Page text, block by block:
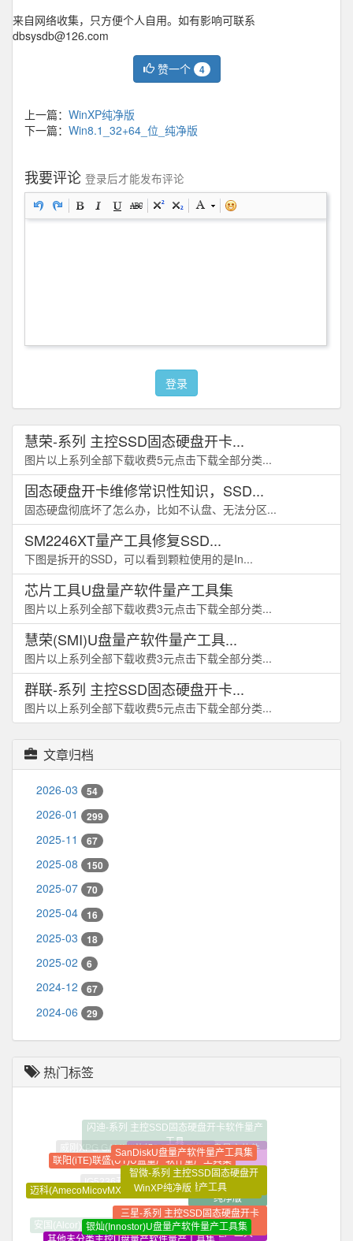
来自网络收集，只方便个人自用。如有影响可联系
dbsysdb@126.com
赞一个 4
上一篇： WinXP纯净版
下一篇： Win8.1_32+64_位_纯净版
我要评论 登录后才能发布评论
登录
慧荣-系列 主控SSD固态硬盘开卡...
图片以上系列全部下载收费5元点击下载全部分类...
固态硬盘开卡维修常识性知识，SSD...
固态硬盘彻底坏了怎么办，比如不认盘、无法分区...
SM2246XT量产工具修复SSD...
下图是拆开的SSD，可以看到颗粒使用的是In...
芯片工具U盘量产软件量产工具集
图片以上系列全部下载收费3元点击下载全部分类...
慧荣(SMI)U盘量产软件量产工具...
图片以上系列全部下载收费3元点击下载全部分类...
群联-系列 主控SSD固态硬盘开卡...
图片以上系列全部下载收费5元点击下载全部分类...
文章归档
2026-03 54
2026-01 299
2025-11 67
2025-08 150
2025-07 70
2025-04 16
2025-03 18
2025-02 6
2024-12 67
2024-06 29
热门标签
安国(Alcor)U盘量产软件量产工具集
芯邦(Chipsbank)U盘量产软件
量产工具集
Win7_32+64位_
金士顿-系列 主控SSD固态
硬盘开卡软件量产工具
其他未分类主控U盘量产软件量产工具集
迈科(AmecoMicovMXTronics)U盘量产软件量产工具集
联阳(iTE)联盛(UT)U盘量产软件量产工具集
SanDiskU盘量产软件量产工具集
智微-系列 主控SSD固态硬盘开
卡软件量产工具
三星-系列 主控SSD固态硬盘开卡
软件量产工具
银灿(Innostor)U盘量产软件量产工具集
WinXP纯净版